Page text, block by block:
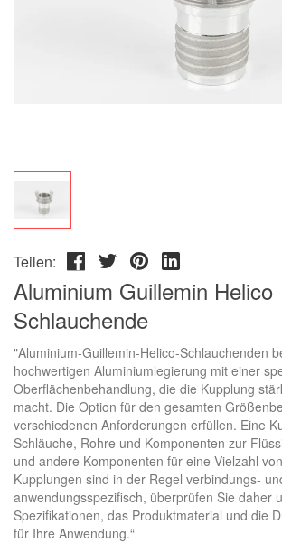
Teilen:
Aluminium Guillemin Helico
Schlauchende
"Aluminium-Guillemin-Helico-Schlauchenden
hochwertigen Aluminiumlegierung mit einer
Oberflächenbehandlung, die die Kupplung
macht. Die Option für den gesamten
verschiedenen Anforderungen erfüllen. Eine
Schläuche, Rohre und Komponenten zur
und andere Komponenten für eine Vielzahl
Kupplungen sind in der Regel verbindungs-
anwendungsspezifisch, überprüfen Sie daher
Spezifikationen, das Produktmaterial und die
für Ihre Anwendung.“